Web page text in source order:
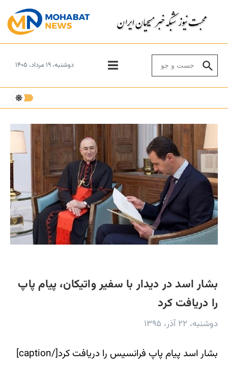
دوشنبه، ۱۹ مرداد، ۱۴۰۵
بشار اسد در دیدار با سفیر واتیکان، پیام پاپ
را دریافت کرد
دوشنبه، ۲۲ آذر، ۱۳۹۵
بشار اسد پیام پاپ فرانسیس را دریافت کرد[/caption]